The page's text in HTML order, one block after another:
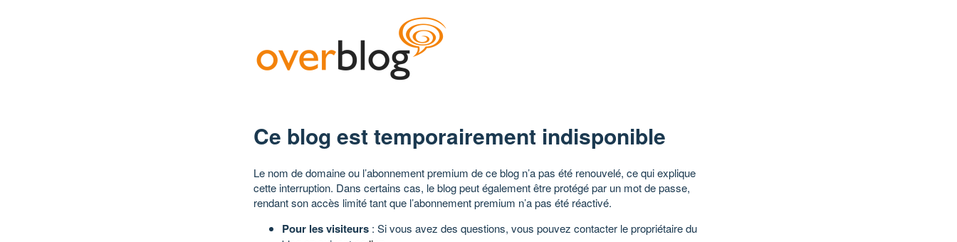
Ce blog est temporairement indisponible
Le nom de domaine ou l’abonnement premium de ce blog n’a pas été renouvelé, ce qui explique
cette interruption. Dans certains cas, le blog peut également être protégé par un mot de passe,
rendant son accès limité tant que l’abonnement premium n’a pas été réactivé.
Pour les visiteurs : Si vous avez des questions, vous pouvez contacter le propriétaire du